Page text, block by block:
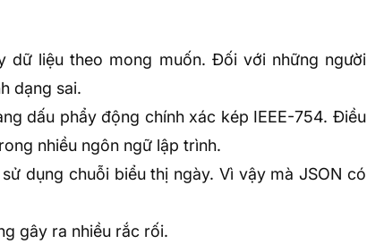
dữ liệu theo mong muốn. Đối với những người
dạng sai.
dấu phẩy động chính xác kép IEEE-754. Điều
nhiều ngôn ngữ lập trình.
dụng chuỗi biểu thị ngày. Vì vậy mà JSON có
gây ra nhiều rắc rối.